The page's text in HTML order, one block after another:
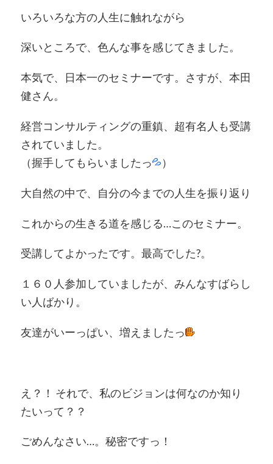
いろいろな方の人生に触れながら
深いところで、色んな事を感じてきました。
本気で、日本一のセミナーです。さすが、本田
健さん。
経営コンサルティングの重鎮、超有名人も受講
されていました。
（握手してもらいましたっ
）
大自然の中で、自分の今までの人生を振り返り
これからの生きる道を感じる…このセミナー。
受講してよかったです。最高でした?。
１６０人参加していましたが、みんなすばらし
い人ばかり。
友達がいーっぱい、増えましたっ
え？！ それで、私のビジョンは何なのか知り
たいって？？
ごめんなさい…。秘密ですっ！